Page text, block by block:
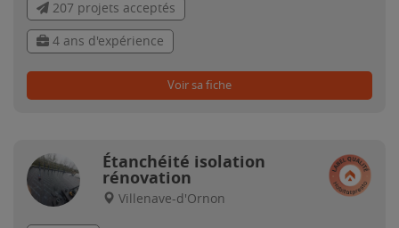
207 projets acceptés
4 ans d'expérience
Voir sa fiche
Étanchéité isolation
rénovation
Villenave-d'Ornon